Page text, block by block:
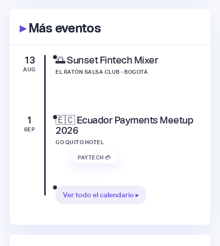
▸Más eventos
13
AUG
🌅 Sunset Fintech Mixer
EL RATÓN SALSA CLUB - BOGOTÁ
1
SEP
🇪🇨 Ecuador Payments Meetup
2026
GO QUITO HOTEL
PAYTECH 💳
Ver todo el calendario ▸